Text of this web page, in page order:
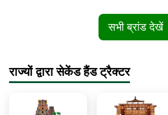
सभी ब्रांड देखें
राज्यों द्वारा सेकेंड हैंड ट्रैक्टर